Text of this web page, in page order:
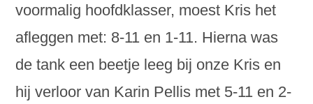
voormalig hoofdklasser, moest Kris het
afleggen met: 8-11 en 1-11. Hierna was
de tank een beetje leeg bij onze Kris en
hij verloor van Karin Pellis met 5-11 en 2-